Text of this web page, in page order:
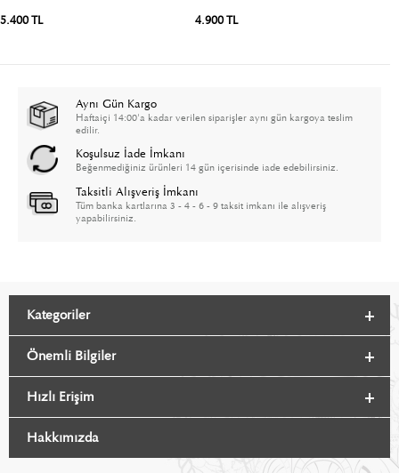
5.400 TL 4.900 TL
Aynı Gün Kargo
Haftaiçi 14:00'a kadar verilen siparişler aynı gün kargoya teslim
edilir.
Koşulsuz İade İmkanı
Beğenmediğiniz ürünleri 14 gün içerisinde iade edebilirsiniz.
Taksitli Alışveriş İmkanı
Tüm banka kartlarına 3 - 4 - 6 - 9 taksit imkanı ile alışveriş
yapabilirsiniz.
Kategoriler
Önemli Bilgiler
Hızlı Erişim
Hakkımızda